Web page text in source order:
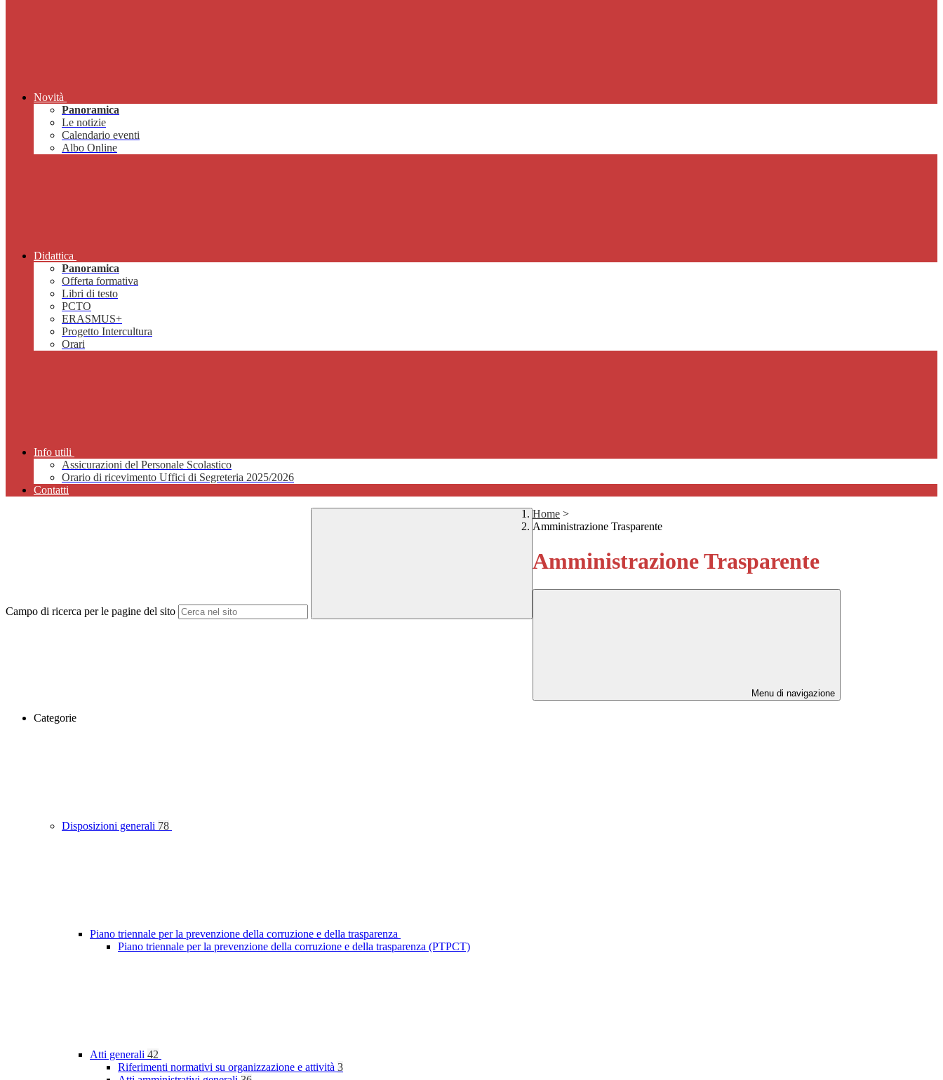
Novità
Panoramica
Le notizie
Calendario eventi
Albo Online
Didattica
Panoramica
Offerta formativa
Libri di testo
PCTO
ERASMUS+
Progetto Intercultura
Orari
Info utili
Assicurazioni del Personale Scolastico
Orario di ricevimento Uffici di Segreteria 2025/2026
Contatti
Campo di ricerca per le pagine del sito
Home >
Amministrazione Trasparente
Amministrazione Trasparente
Menu di navigazione
Categorie
Disposizioni generali 78
Piano triennale per la prevenzione della corruzione e della trasparenza
Piano triennale per la prevenzione della corruzione e della trasparenza (PTPCT)
Atti generali 42
Riferimenti normativi su organizzazione e attività 3